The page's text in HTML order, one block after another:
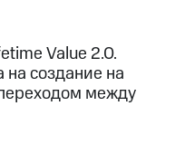
Value 2.0.
создание на
между